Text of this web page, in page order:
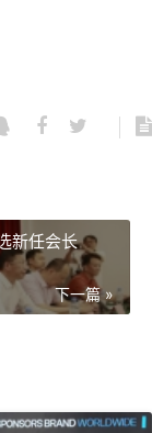
新任会长
下一篇 »